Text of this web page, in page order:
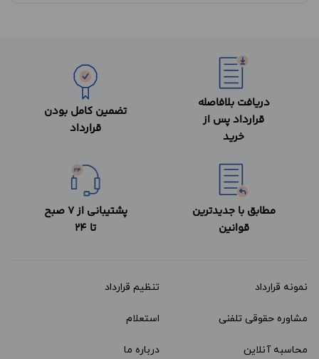
دریافت بلافاصله
قرارداد پس از
خرید
تضمین کامل بودن
قرارداد
مطابق با جدیدترین
قوانین
پشتیبانی از 7 صبح
تا 24
نمونه قرارداد‌ تنظیم قرارداد
مشاوره حقوقی تلفنی استعلام
محاسبه آنلاین درباره ما